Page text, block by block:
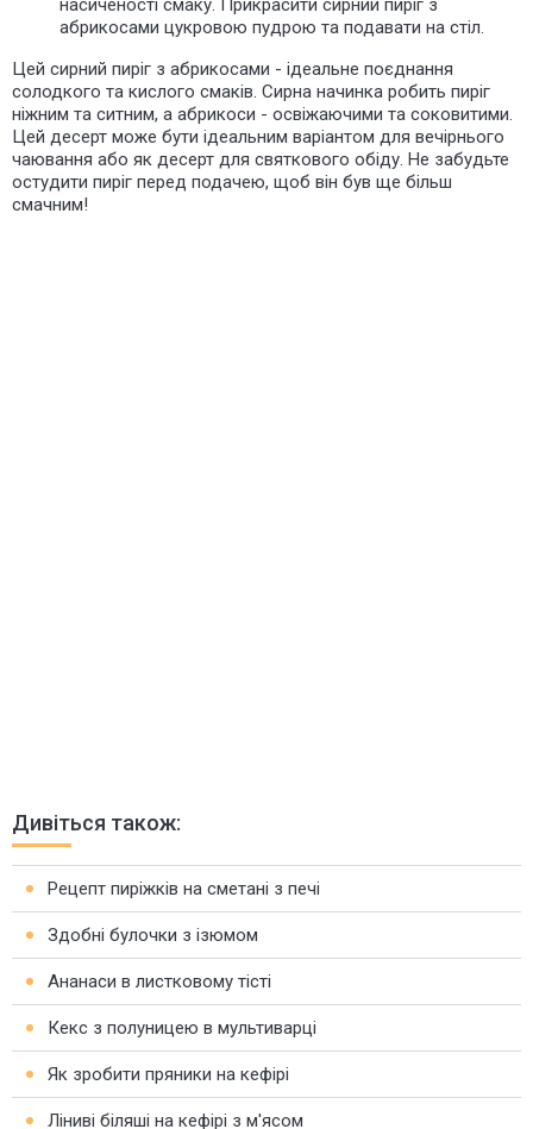
абрикосами цукровою пудрою та подавати на стіл.
Цей сирний пиріг з абрикосами - ідеальне поєднання
солодкого та кислого смаків. Сирна начинка робить пиріг
ніжним та ситним, а абрикоси - освіжаючими та соковитими.
Цей десерт може бути ідеальним варіантом для вечірнього
чаювання або як десерт для святкового обіду. Не забудьте
остудити пиріг перед подачею, щоб він був ще більш
смачним!
Дивіться також:
Рецепт пиріжків на сметані з печі
Здобні булочки з ізюмом
Ананаси в листковому тісті
Кекс з полуницею в мультиварці
Як зробити пряники на кефірі
Ліниві біляші на кефірі з м'ясом